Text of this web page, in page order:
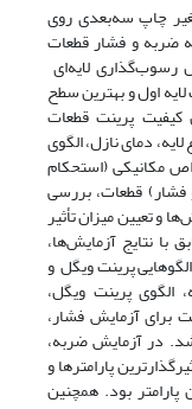
چاپ سه‌بعدی روی
ضربه و فشار قطعات
لایه‌ای
اول و بهترین سطح
کیفیت پرینت قطعات
دمای نازل، الگوی
مکانیکی (استحکام
قطعات، بررسی
و تعیین میزان تأثیر
با نتایج آزمایش‌ها،
پرینت ویگل و
پرینت ویگل،
برای آزمایش فشار،
در آزمایش ضربه،
پارامترها و
پارامتر بود. همچنین